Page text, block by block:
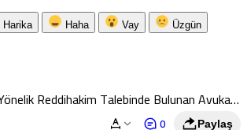
Harika Haha Vay Üzgün
Reddihakim Talebinde Bulunan Avukat
0 Paylaş